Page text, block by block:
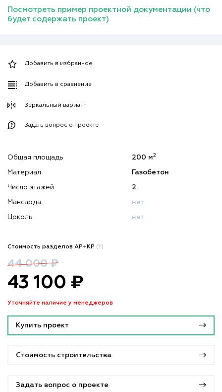
Посмотреть пример проектной документации (что
будет содержать проект)
Добавить в избранное
Добавить в сравнение
Зеркальный вариант
Задать вопрос о проекте
Общая площадь 200 м2
Материал Газобетон
Число этажей 2
Мансарда нет
Цоколь нет
Стоимость разделов АР+КР (?)
44 000 ₽
43 100 ₽
Уточняйте наличие у менеджеров
Купить проект
Стоимость строительства
Задать вопрос о проекте